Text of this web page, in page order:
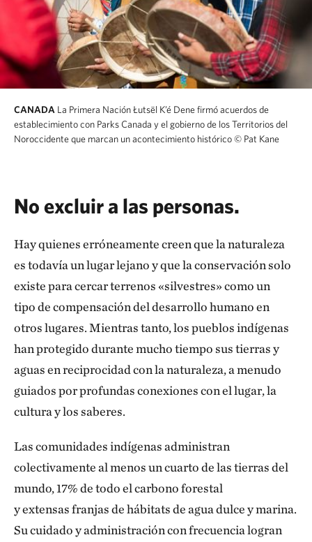
CANADA La Primera Nación Łutsël K’é Dene firmó acuerdos de
establecimiento con Parks Canada y el gobierno de los Territorios del
Noroccidente que marcan un acontecimiento histórico© Pat Kane
No excluir a las personas.
Hay quienes erróneamente creen que la naturaleza
es todavía un lugar lejano y que la conservación solo
existe para cercar terrenos «silvestres» como un
tipo de compensación del desarrollo humano en
otros lugares. Mientras tanto, los pueblos indígenas
han protegido durante mucho tiempo sus tierras y
aguas en reciprocidad con la naturaleza, a menudo
guiados por profundas conexiones con el lugar, la
cultura y los saberes.
Las comunidades indígenas administran
colectivamente al menos un cuarto de las tierras del
mundo, 17% de todo el carbono forestal
y extensas franjas de hábitats de agua dulce y marina.
Su cuidado y administración con frecuencia logran